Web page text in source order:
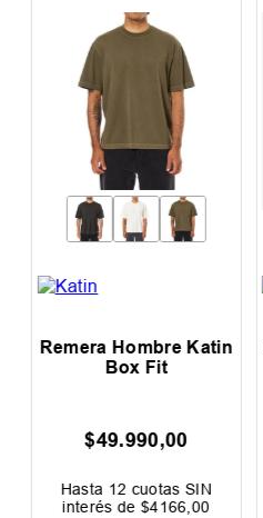
Remera Hombre Katin
Box Fit
$49.990,00
Hasta 12 cuotas SIN
interés de $4166 00